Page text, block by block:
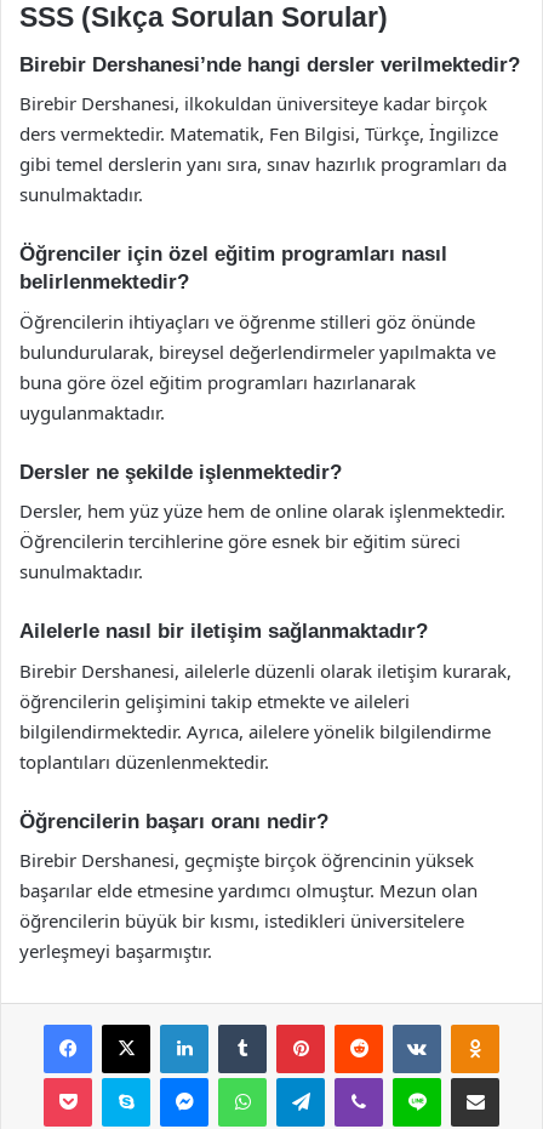
SSS (Sıkça Sorulan Sorular)
Birebir Dershanesi’nde hangi dersler verilmektedir?
Birebir Dershanesi, ilkokuldan üniversiteye kadar birçok
ders vermektedir. Matematik, Fen Bilgisi, Türkçe, İngilizce
gibi temel derslerin yanı sıra, sınav hazırlık programları da
sunulmaktadır.
Öğrenciler için özel eğitim programları nasıl
belirlenmektedir?
Öğrencilerin ihtiyaçları ve öğrenme stilleri göz önünde
bulundurularak, bireysel değerlendirmeler yapılmakta ve
buna göre özel eğitim programları hazırlanarak
uygulanmaktadır.
Dersler ne şekilde işlenmektedir?
Dersler, hem yüz yüze hem de online olarak işlenmektedir.
Öğrencilerin tercihlerine göre esnek bir eğitim süreci
sunulmaktadır.
Ailelerle nasıl bir iletişim sağlanmaktadır?
Birebir Dershanesi, ailelerle düzenli olarak iletişim kurarak,
öğrencilerin gelişimini takip etmekte ve aileleri
bilgilendirmektedir. Ayrıca, ailelere yönelik bilgilendirme
toplantıları düzenlenmektedir.
Öğrencilerin başarı oranı nedir?
Birebir Dershanesi, geçmişte birçok öğrencinin yüksek
başarılar elde etmesine yardımcı olmuştur. Mezun olan
öğrencilerin büyük bir kısmı, istedikleri üniversitelere
yerleşmeyi başarmıştır.
Facebook
X LinkedInTumblr PinterestReddit VKontakte
Pocket Skype MessengerWhatsAppTelegramViber Line E-Posta ile